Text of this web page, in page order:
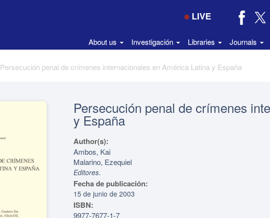
LIVE
About us Investigación Libraries Journals
Persecución penal de crímenes internacionales en América Latina y España
Persecución penal de crímenes
y España
Author(s):
Ambos, Kai
Malarino, Ezequiel
Editores.
Fecha de publicación:
15 de junio de 2003
ISBN:
9977-7677-1-7